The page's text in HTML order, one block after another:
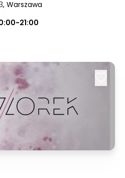
, Warszawa
21:00